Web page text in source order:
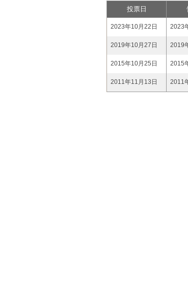
投票日
2023年10月22日 2023
2019年10月27日 2019
2015年10月25日 2015
2011年11月13日 2011